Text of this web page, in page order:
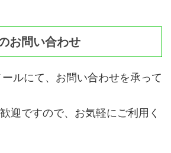
お問い合わせ
ルにて、お問い合わせを承って
迎ですので、お気軽にご利用く